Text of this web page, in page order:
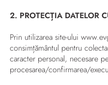
2. PROTECȚIA DATELOR
Prin utilizarea site-ului
consimțământul pentru
caracter personal, necesare
procesarea/confirmarea/